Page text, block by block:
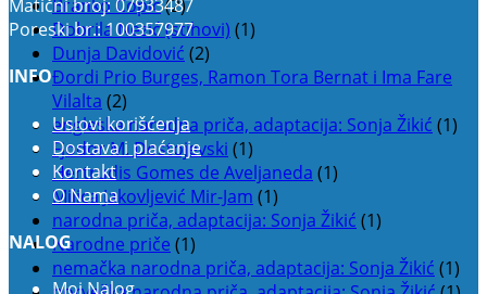
Branko Ćopić(2)
Dobrila Nezić (stihovi) (1)
Dunja Davidović (2)
Đordi Prio Burges, Ramon Tora Bernat i Ima Fare
Vilalta (2)
engleska narodna priča, adaptacija: Sonja Žikić (1)
Fjodor M. Dostojevski (1)
Hertrudis Gomes de Aveljaneda (1)
Milica Jakovljević Mir-Jam (1)
narodna priča, adaptacija: Sonja Žikić (1)
Narodne priče (1)
nemačka narodna priča, adaptacija: Sonja Žikić (1)
Matični broj: 07933487
Poreski br.: 100357977
INFO
Uslovi korišćenja
Dostava i plaćanje
Kontakt
O Nama
NALOG
Moj Nalog